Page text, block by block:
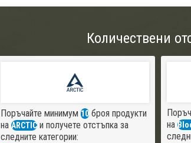
Количествени
Поръчайте минимум 10броя продукти
на ARCTICи получете отстъпка за
следните категории:
на